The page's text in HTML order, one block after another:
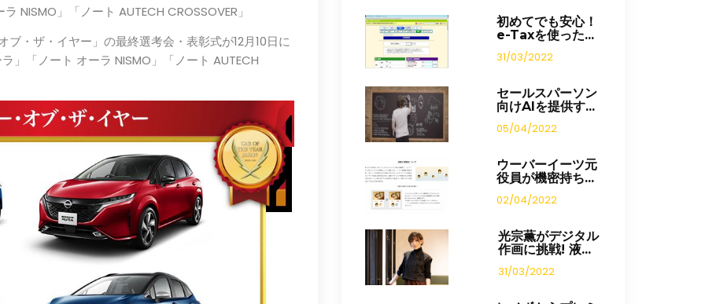
NISMO」「ノート AUTECH CROSSOVER」
ブ・ザ・イヤー」の最終選考会・表彰式が12月10日に
」「ノート オーラ NISMO」「ノート AUTECH
初めてでも安心！
e-Taxを使った...
31/03/2022
セールスパーソン
向けAIを提供す...
05/04/2022
ウーバーイーツ元
役員が機密持ち...
02/04/2022
光宗薫がデジタル
作画に挑戦! 液...
31/03/2022